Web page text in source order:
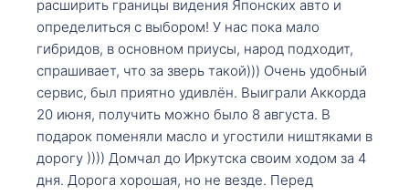
расширить границы видения Японских авто и
определиться с выбором! У нас пока мало
гибридов, в основном приусы, народ подходит,
спрашивает, что за зверь такой))) Очень удобный
сервис, был приятно удивлён. Выиграли Аккорда
20 июня, получить можно было 8 августа. В
подарок поменяли масло и угостили ништяками в
дорогу )))) Домчал до Иркутска своим ходом за 4
дня. Дорога хорошая, но не везде. Перед